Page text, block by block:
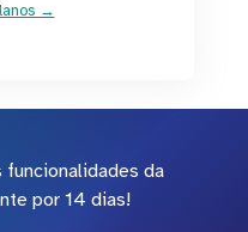
→
funcionalidades da
por 14 dias!